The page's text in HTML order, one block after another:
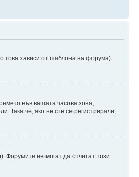
това зависи от шаблона на форума).
във вашата часова зона,
Така че, ако не сте се регистрирали,
Форумите не могат да отчитат този